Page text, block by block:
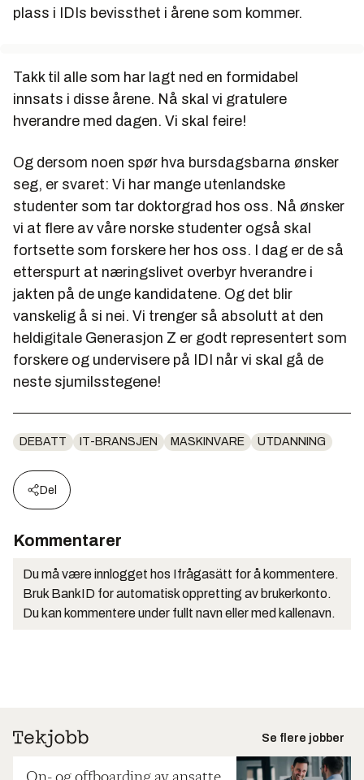
plass i IDIs bevissthet i årene som kommer.
Takk til alle som har lagt ned en formidabel
innsats i disse årene. Nå skal vi gratulere
hverandre med dagen. Vi skal feire!
Og dersom noen spør hva bursdagsbarna ønsker
seg, er svaret: Vi har mange utenlandske
studenter som tar doktorgrad hos oss. Nå ønsker
vi at flere av våre norske studenter også skal
fortsette som forskere her hos oss. I dag er de så
etterspurt at næringslivet overbyr hverandre i
jakten på de unge kandidatene. Og det blir
vanskelig å si nei. Vi trenger så absolutt at den
heldigitale Generasjon Z er godt representert som
forskere og undervisere på IDI når vi skal gå de
neste sjumilsstegene!
DEBATT IT-BRANSJEN MASKINVARE UTDANNING
Del
Kommentarer
Du må være innlogget hos Ifrågasätt for å kommentere.
Bruk BankID for automatisk oppretting av brukerkonto.
Du kan kommentere under fullt navn eller med kallenavn.
Se flere jobber